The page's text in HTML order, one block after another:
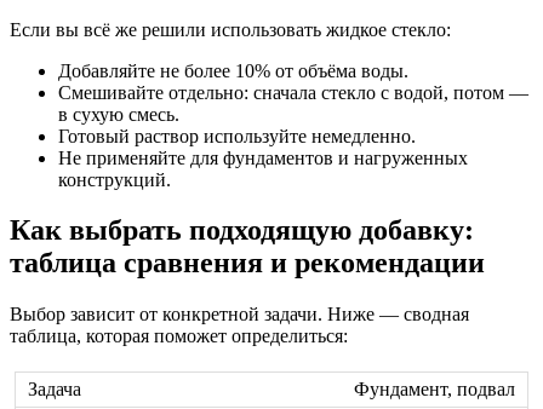
Если вы всё же решили использовать жидкое стекло:
Добавляйте не более 10% от объёма воды.
Смешивайте отдельно: сначала стекло с водой, потом —
в сухую смесь.
Готовый раствор используйте немедленно.
Не применяйте для фундаментов и нагруженных
конструкций.
Как выбрать подходящую добавку:
таблица сравнения и рекомендации
Выбор зависит от конкретной задачи. Ниже — сводная
таблица, которая поможет определиться:
Фундамент, подвал